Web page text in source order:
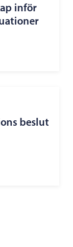
inför
beslut